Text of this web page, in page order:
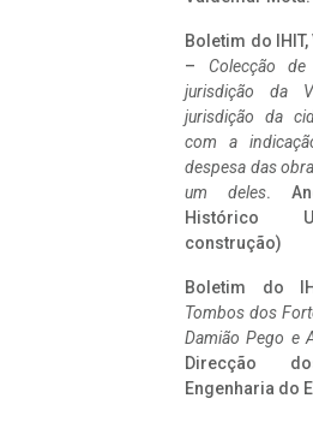
Boletim do
– Colecção
jurisdição da
jurisdição da
com a
despesa das
um deles.
Histórico
construção)
Boletim do
Tombos dos
Damião Pego e
Direcção
Engenharia do